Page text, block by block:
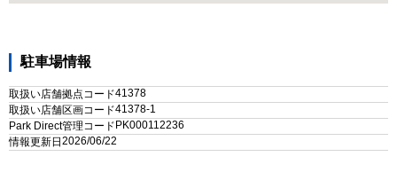
駐車場情報
取扱い店舗拠点コード41378
取扱い店舗区画コード41378-1
Park Direct管理コードPK000112236
情報更新日2026/06/22